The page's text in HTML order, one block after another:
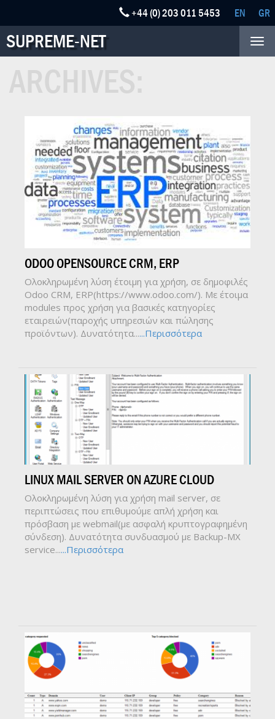
EN GR
+44 (0) 203 011 5453
SUPREME-NET
ODOO OPENSOURCE CRM, ERP
Ολοκληρωμένη λύση έτοιμη για χρήση, σε δημοφιλές
Odoo CRM, ERP(https://www.odoo.com/). Με έτοιμα
modules προς χρήση για βασικές κατηγορίες
εταιρειών(παροχής υπηρεσιών και πώλησης
προϊόντων). Δυνατότητα......Περισσότερα
LINUX MAIL SERVER ON AZURE CLOUD
Ολοκληρωμένη λύση για χρήση mail server, σε
περιπτώσεις που επιθυμούμε απλή χρήση και
πρόσβαση με webmail(με ασφαλή κρυπτογραφημένη
σύνδεση). Δυνατότητα συνδυασμού με Backup-MX
service......Περισσότερα